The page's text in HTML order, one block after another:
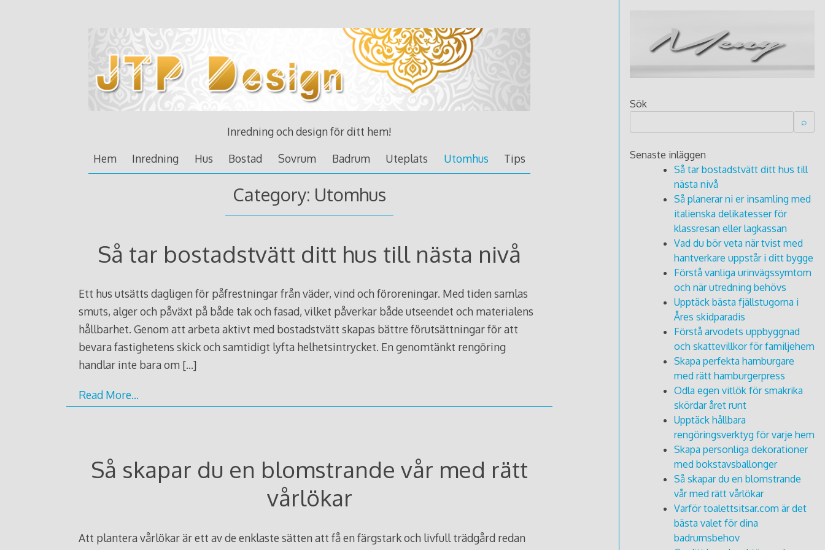
Inredning och design för ditt hem!
Hem
Inredning Hus Bostad Sovrum Badrum Uteplats Utomhus Tips
Category: Utomhus
Så tar bostadstvätt ditt hus till nästa nivå
Ett hus utsätts dagligen för påfrestningar från väder, vind och föroreningar. Med tiden samlas
smuts, alger och påväxt på både tak och fasad, vilket påverkar både utseendet och materialens
hållbarhet. Genom att arbeta aktivt med bostadstvätt skapas bättre förutsättningar för att
bevara fastighetens skick och samtidigt lyfta helhetsintrycket. En genomtänkt rengöring
handlar inte bara om […]
Read More…
Så skapar du en blomstrande vår med rätt
vårlökar
Att plantera vårlökar är ett av de enklaste sätten att få en färgstark och livfull trädgård redan
Sök
Senaste inläggen
Så tar bostadstvätt ditt hus till
nästa nivå
Så planerar ni er insamling med
italienska delikatesser för
klassresan eller lagkassan
Vad du bör veta när tvist med
hantverkare uppstår i ditt bygge
Förstå vanliga urinvägssymtom
och när utredning behövs
Upptäck bästa fjällstugorna i
Åres skidparadis
Förstå arvodets uppbyggnad
och skattevillkor för familjehem
Skapa perfekta hamburgare
med rätt hamburgerpress
Odla egen vitlök för smakrika
skördar året runt
Upptäck hållbara
rengöringsverktyg för varje hem
Skapa personliga dekorationer
med bokstavsballonger
Så skapar du en blomstrande
vår med rätt vårlökar
Varför toalettsitsar.com är det
bästa valet för dina
badrumsbehov